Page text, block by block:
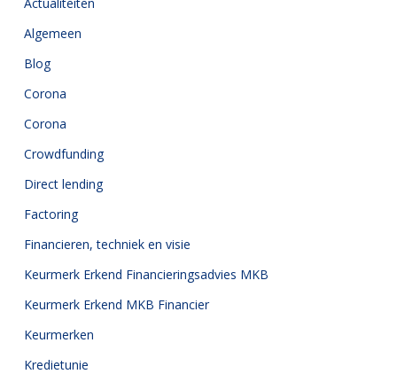
Algemeen
Blog
Corona
Corona
Crowdfunding
Direct lending
Factoring
Financieren, techniek en visie
Keurmerk Erkend Financieringsadvies MKB
Keurmerk Erkend MKB Financier
Keurmerken
Kredietunie